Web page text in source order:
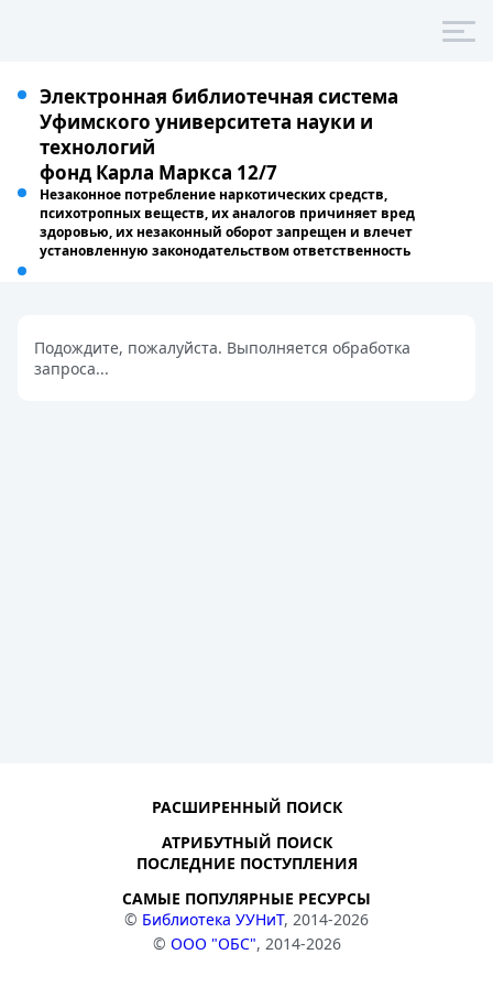
Электронная библиотечная система
Уфимского университета науки и технологий
фонд Карла Маркса 12/7
Незаконное потребление наркотических средств, психотропных
веществ, их аналогов причиняет вред здоровью, их незаконный
оборот запрещен и влечет установленную законодательством
ответственность
© Библиотека УУНиТ, 2014-2026
© ООО "ОБС", 2014-2026
РАСШИРЕННЫЙ ПОИСК
АТРИБУТНЫЙ ПОИСК
ПОСЛЕДНИЕ ПОСТУПЛЕНИЯ
САМЫЕ ПОПУЛЯРНЫЕ РЕСУРСЫ